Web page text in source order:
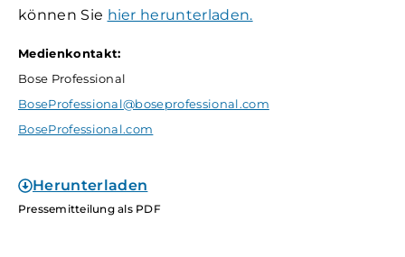
können Sie hier herunterladen.
Medienkontakt:
Bose Professional
BoseProfessional@boseprofessional.com
BoseProfessional.com
Herunterladen
Pressemitteilung als PDF